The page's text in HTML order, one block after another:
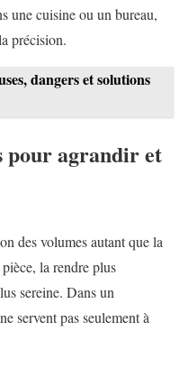
une cuisine ou un bureau,
précision.
dangers et solutions
pour agrandir et
des volumes autant que la
la rendre plus
sereine. Dans un
servent pas seulement à